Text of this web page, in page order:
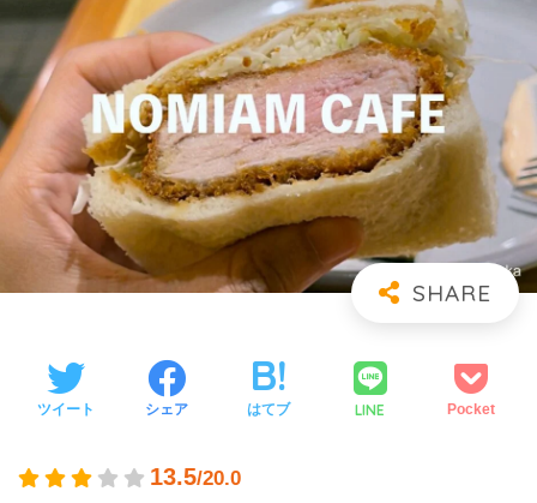
ツイート シェア はてブ LINE Pocket
13.5/20.0